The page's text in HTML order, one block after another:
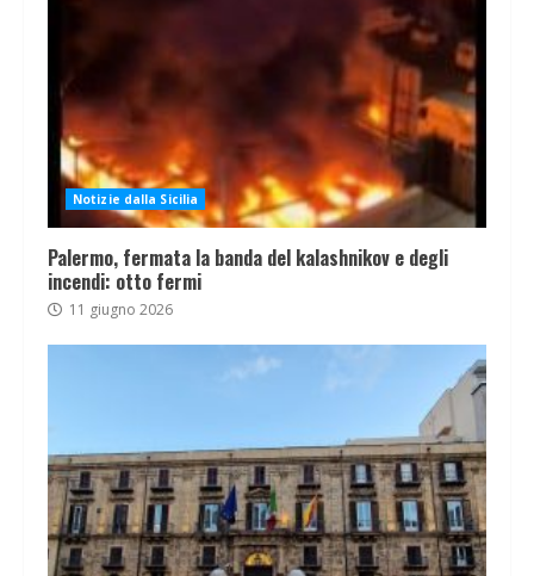
Notizie dalla Sicilia
Palermo, fermata la banda del kalashnikov e degli
incendi: otto fermi
11 giugno 2026